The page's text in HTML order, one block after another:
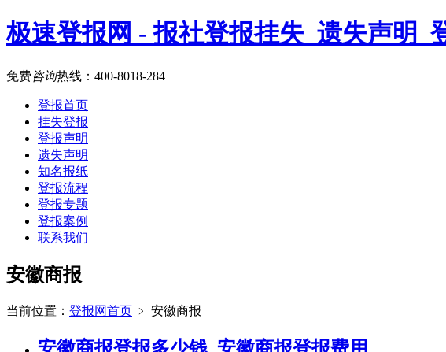
极速登报网 - 报社登报挂失_遗失声明_
免费咨询热线： 400-8018-284
登报首页
挂失登报
登报声明
遗失声明
知名报纸
登报流程
登报专题
登报案例
联系我们
安徽商报
当前位置： 登报网首页 ﹥ 安徽商报
安徽商报登报多少钱_安徽商报登报费用